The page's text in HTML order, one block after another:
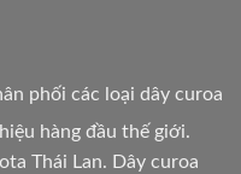
phối các loại dây curoa
hàng đầu thế giới.
Thái Lan. Dây curoa